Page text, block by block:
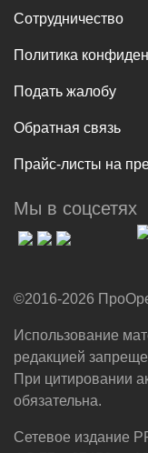
Сотрудничество
Политика
Подать жалобу
Обратная связь
Прайс-листы на
Мы в соцсетях
©2016-2026
Использование
редакцией
При цитировании
обязательна.
Сетевое издание